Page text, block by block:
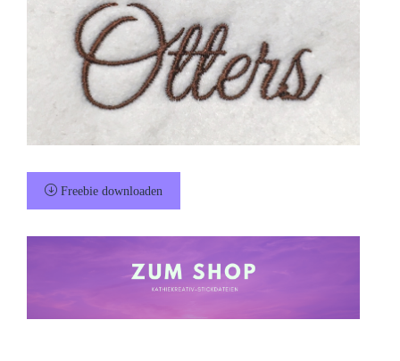
Freebie downloaden